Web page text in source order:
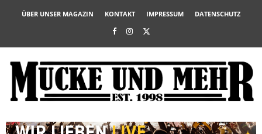
ÜBER UNSER MAGAZIN KONTAKT IMPRESSUM DATENSCHUTZ